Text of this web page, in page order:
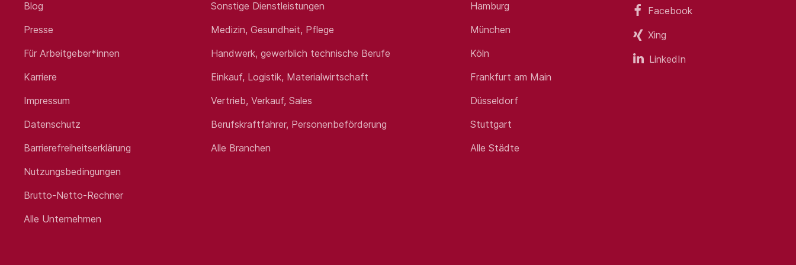
Blog
Presse
Für Arbeitgeber*innen
Karriere
Impressum
Datenschutz
Barrierefreiheitserklärung
Nutzungsbedingungen
Brutto-Netto-Rechner
Alle Unternehmen
Sonstige Dienstleistungen
Medizin, Gesundheit, Pflege
Handwerk, gewerblich technische Berufe
Einkauf, Logistik, Materialwirtschaft
Vertrieb, Verkauf, Sales
Berufskraftfahrer, Personenbeförderung
Alle Branchen
Hamburg
München
Köln
Frankfurt am Main
Düsseldorf
Stuttgart
Alle Städte
Facebook
Xing
LinkedIn